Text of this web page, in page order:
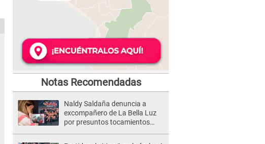
Notas Recomendadas
Naldy Saldaña denuncia a
excompañero de La Bella Luz
por presuntos tocamientos